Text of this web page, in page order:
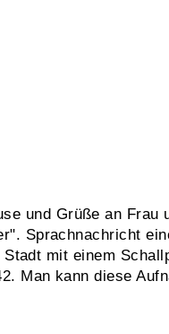
und Grüße an Frau
Sprachnachricht
mit einem
Man kann diese